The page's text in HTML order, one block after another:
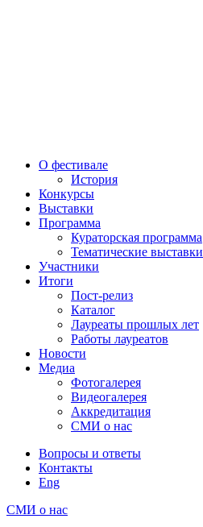
О фестивале
История
Конкурсы
Выставки
Программа
Кураторская программа
Тематические выставки
Участники
Итоги
Пост-релиз
Каталог
Лауреаты прошлых лет
Работы лауреатов
Новости
Медиа
Фотогалерея
Видеогалерея
Аккредитация
СМИ о нас
Вопросы и ответы
Контакты
Eng
СМИ о нас